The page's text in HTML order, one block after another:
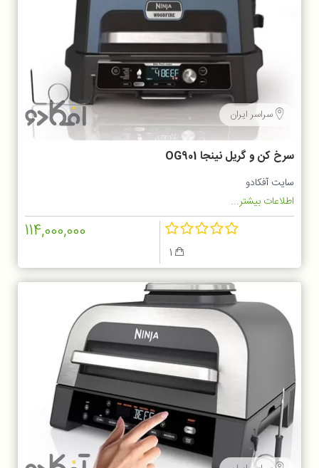
سراسر ایران
سرخ کن و گریل نینجا OG901
سایت آفکادو
اطلاعات بیشتر...
1
114,000,000